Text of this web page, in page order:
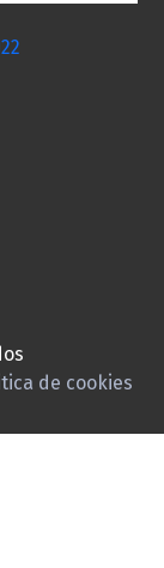
de cookies